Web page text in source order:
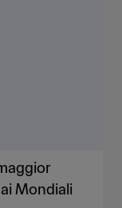
Mondiali